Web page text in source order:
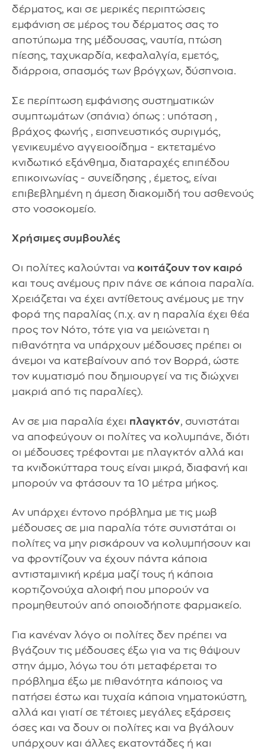
δέρματος, και σε μερικές περιπτώσεις
εμφάνιση σε μέρος του δέρματος σας το
αποτύπωμα της μέδουσας, ναυτία, πτώση
πίεσης, ταχυκαρδία, κεφαλαλγία, εμετός,
διάρροια, σπασμός των βρόγχων, δύσπνοια.
Σε περίπτωση εμφάνισης συστηματικών
συμπτωμάτων (σπάνια) όπως : υπόταση ,
βράχος φωνής , εισπνευστικός συριγμός,
γενικευμένο αγγειοοίδημα - εκτεταμένο
κνιδωτικό εξάνθημα, διαταραχές επιπέδου
επικοινωνίας - συνείδησης , έμετος, είναι
επιβεβλημένη η άμεση διακομιδή του ασθενούς
στο νοσοκομείο.
Χρήσιμες συμβουλές
Οι πολίτες καλούνται να κοιτάζουν τον καιρό
και τους ανέμους πριν πάνε σε κάποια παραλία.
Χρειάζεται να έχει αντίθετους ανέμους με την
φορά της παραλίας (π.χ. αν η παραλία έχει θέα
προς τον Νότο, τότε για να μειώνεται η
πιθανότητα να υπάρχουν μέδουσες πρέπει οι
άνεμοι να κατεβαίνουν από τον Βορρά, ώστε
τον κυματισμό που δημιουργεί να τις διώχνει
μακριά από τις παραλίες).
Αν σε μια παραλία έχει πλαγκτόν, συνιστάται
να αποφεύγουν οι πολίτες να κολυμπάνε, διότι
οι μέδουσες τρέφονται με πλαγκτόν αλλά και
τα κνιδοκύτταρα τους είναι μικρά, διαφανή και
μπορούν να φτάσουν τα 10 μέτρα μήκος.
Αν υπάρχει έντονο πρόβλημα με τις μωβ
μέδουσες σε μια παραλία τότε συνιστάται οι
πολίτες να μην ρισκάρουν να κολυμπήσουν και
να φροντίζουν να έχουν πάντα κάποια
αντισταμινική κρέμα μαζί τους ή κάποια
κορτιζονούχα αλοιφή που μπορούν να
προμηθευτούν από οποιοδήποτε φαρμακείο.
Για κανέναν λόγο οι πολίτες δεν πρέπει να
βγάζουν τις μέδουσες έξω για να τις θάψουν
στην άμμο, λόγω του ότι μεταφέρεται το
πρόβλημα έξω με πιθανότητα κάποιος να
πατήσει έστω και τυχαία κάποια νηματοκύστη,
αλλά και γιατί σε τέτοιες μεγάλες εξάρσεις
όσες και να δουν οι πολίτες και να βγάλουν
υπάρχουν και άλλες εκατοντάδες ή και